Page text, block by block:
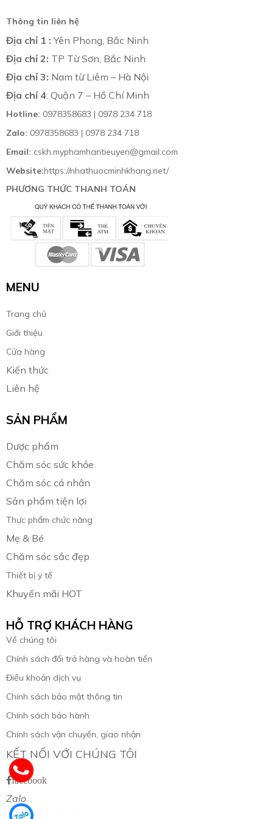
Thông tin liên hệ
Địa chỉ 1 :Yên Phong, Bắc Ninh
Địa chỉ 2: TP Từ Sơn, Bắc Ninh
Địa chỉ 3: Nam từ Liêm – Hà Nội
Địa chỉ 4: Quận 7 – Hồ Chí Minh
Hotline: 0978358683 | 0978 234 718
Zalo: 0978358683 | 0978 234 718
Email: cskh.myphamhantieuyen@gmail.com
Website:https://nhathuocminhkhang.net/
PHƯƠNG THỨC THANH TOÁN
MENU
Trang chủ
Giới thiệu
Cửa hàng
Kiến thức
Liên hệ
SẢN PHẨM
Dược phẩm
Chăm sóc sức khỏe
Chăm sóc cá nhân
Sản phẩm tiện lợi
Thực phẩm chức năng
Mẹ & Bé
Chăm sóc sắc đẹp
Thiết bị y tế
Khuyến mãi HOT
HỖ TRỢ KHÁCH HÀNG
Về chúng tôi
Chính sách đổi trả hàng và hoàn tiền
Điều khoản dịch vụ
Chính sách bảo mật thông tin
Chính sách bảo hành
Chính sách vận chuyển, giao nhận
KẾT NỐI VỚI CHÚNG TÔI
facebook
Zalo